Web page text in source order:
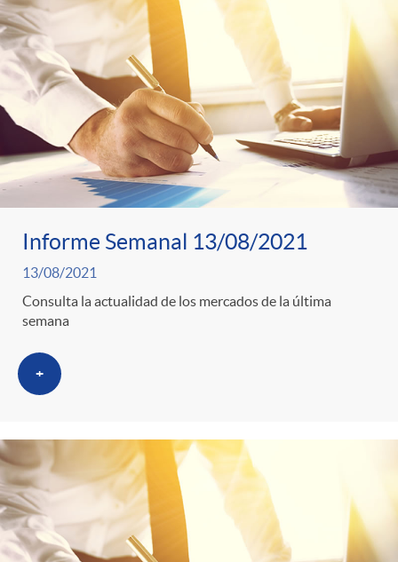
Informe Semanal 13/08/2021
13/08/2021
Consulta la actualidad de los mercados de la última
semana
+